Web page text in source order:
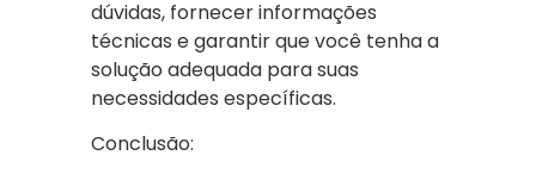
dúvidas, fornecer informações
técnicas e garantir que você tenha a
solução adequada para suas
necessidades específicas.
Conclusão: